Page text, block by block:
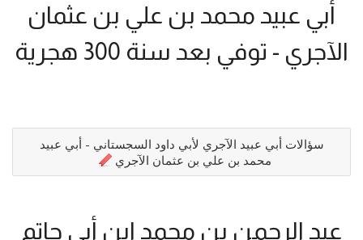
أبي عبيد محمد بن علي بن عثمان
الآجري - توفي بعد سنة 300 هجرية
سؤالات أبي عبيد الآجري لأبي داود السجستاني - أبي عبيد
محمد بن علي بن عثمان الآجري
عبد الرحمن بن محمد ابن أبي حاتم